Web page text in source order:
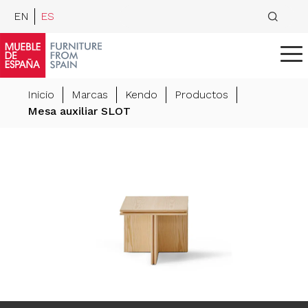
EN ES
Inicio Marcas Kendo
Productos
Mesa auxiliar SLOT